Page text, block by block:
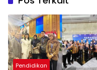
Pendidikan